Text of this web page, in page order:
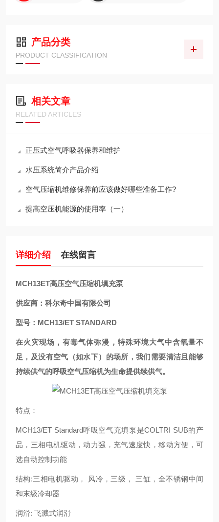
产品分类
PRODUCT CLASSIFICATION
相关文章
RELATED ARTICLES
正压式空气呼吸器保养和维护
水压系统简介产品介绍
空气压缩机维修保养前应该做好哪些准备工作?
提高空压机能源的使用率（一）
详细介绍 在线留言
MCH13ET高压空气压缩机填充泵
供应商：科尔奇中国有限公司
型号：MCH13/ET STANDARD
在火灾现场，有毒气体弥漫，特殊环境大气中含氧量不
足，及没有空气（如水下）的场所，我们需要清洁且能够
持续供气的呼吸空气压缩机为生命提供续供气。
特点：
MCH13/ET Standard呼吸空气充填泵是COLTRI SUB的产
品，三相电机驱动，动力强，充气速度快，移动方便，可
选自动控制功能
结构:三相电机驱动， 风冷，三级， 三缸，全不锈钢中间
和末级冷却器
润滑: 飞溅式润滑